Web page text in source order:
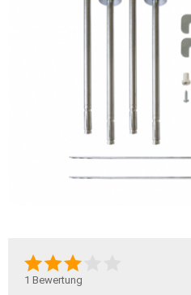
1 Bewertung